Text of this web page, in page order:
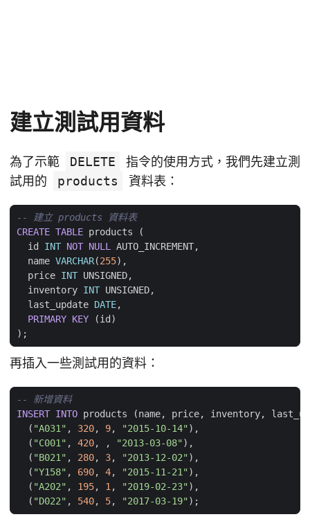
建立測試用資料
為了示範 DELETE
指令的使用方式，我們先建立測
試用的
products 資料表：
CREATE TABLE products
(
id
INT NOT NULL AUTO_INCREMENT,
name VARCHAR(255),
price INT UNSIGNED,
inventory INT UNSIGNED,
last_update DATE,
PRIMARY KEY (id )
);
再插入一些測試用的資料：
INSERT INTO products (name, price, inventory,
( "A031" , 320, 9, "2015-10-14"),
( "C001" , 420, , "2013-03-08"),
( "B021" , 280, 3, "2013-12-02"),
( "Y158" , 690, 4, "2015-11-21"),
( "A202" , 195, 1, "2019-02-23"),
( "D022" , 540, 5, "2017-03-19");